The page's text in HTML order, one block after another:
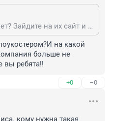
Это почему это не летает? Зайдите на их сайт и посмотрите расписание рейсов...
на какой
больше не
вы ребята!!
+0 –0
кому нужна такая